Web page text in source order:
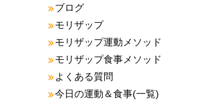
ブログ
モリザップ
モリザップ運動メソッド
モリザップ食事メソッド
よくある質問
今日の運動＆食事(一覧)